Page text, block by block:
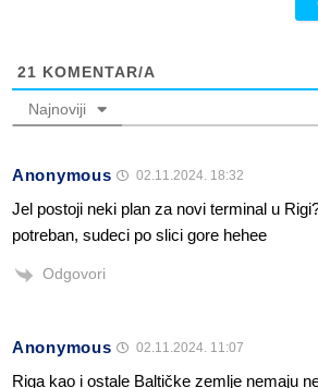
21 KOMENTAR/A
Najnoviji
Anonymous 02.11.2024. 18:32
Jel postoji neki plan za novi terminal u
potreban, sudeci po slici gore hehee
Odgovori
Anonymous 02.11.2024. 11:07
Riga kao i ostale Baltičke zemlje nemaju